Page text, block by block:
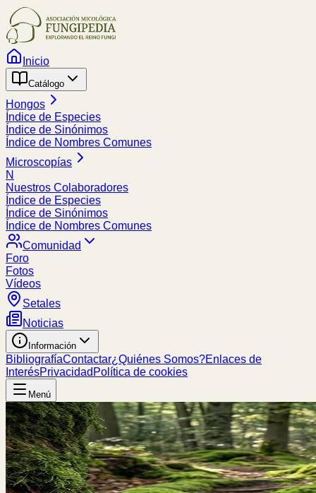
Inicio
Catálogo
Hongos
Índice de Especies
Índice de Sinónimos
Índice de Nombres Comunes
Microscopías
N
Nuestros Colaboradores
Índice de Especies
Índice de Sinónimos
Índice de Nombres Comunes
Comunidad
Foro
Fotos
Vídeos
Setales
Noticias
Información
BibliografíaContactar¿Quiénes Somos?Enlaces de
InterésPrivacidad Política de cookies
Menú